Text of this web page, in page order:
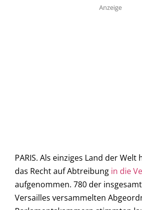
Anzeige
PARIS. Als einziges Land der Welt
das Recht auf Abtreibung in die
aufgenommen. 780 der
Versailles versammelten